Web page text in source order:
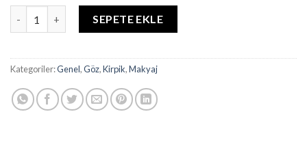
SEPETE EKLE
Kategoriler:Genel,Göz,Kirpik,Makyaj